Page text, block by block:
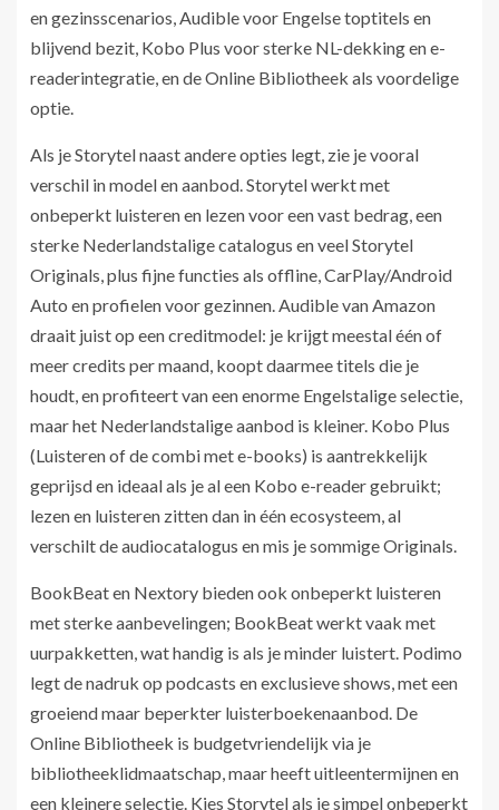
en gezinsscenarios, Audible voor Engelse toptitels en
blijvend bezit, Kobo Plus voor sterke NL-dekking en e-
readerintegratie, en de Online Bibliotheek als voordelige
optie.
Als je Storytel naast andere opties legt, zie je vooral
verschil in model en aanbod. Storytel werkt met
onbeperkt luisteren en lezen voor een vast bedrag, een
sterke Nederlandstalige catalogus en veel Storytel
Originals, plus fijne functies als offline, CarPlay/Android
Auto en profielen voor gezinnen. Audible van Amazon
draait juist op een creditmodel: je krijgt meestal één of
meer credits per maand, koopt daarmee titels die je
houdt, en profiteert van een enorme Engelstalige selectie,
maar het Nederlandstalige aanbod is kleiner. Kobo Plus
(Luisteren of de combi met e-books) is aantrekkelijk
geprijsd en ideaal als je al een Kobo e-reader gebruikt;
lezen en luisteren zitten dan in één ecosysteem, al
verschilt de audiocatalogus en mis je sommige Originals.
BookBeat en Nextory bieden ook onbeperkt luisteren
met sterke aanbevelingen; BookBeat werkt vaak met
uurpakketten, wat handig is als je minder luistert. Podimo
legt de nadruk op podcasts en exclusieve shows, met een
groeiend maar beperkter luisterboekenaanbod. De
Online Bibliotheek is budgetvriendelijk via je
bibliotheeklidmaatschap, maar heeft uitleentermijnen en
een kleinere selectie. Kies Storytel als je simpel onbeperkt